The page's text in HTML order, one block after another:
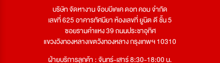
บริษัท จัดหางาน จ๊อบบีเคเค ดอท คอม จำกัด
เลขที่ 625 อาคารทัศนียา ห้องเลขที่ ยูนิต ดี ชั้น 5
ซอยรามคำแหง 39 ถนนประชาอุทิศ
แขวงวังทองหลางเขตวังทองหลาง กรุงเทพฯ 10310
ฝ่ายบริการลูกค้า : จันทร์-เสาร์ 8:30-18:00 น.